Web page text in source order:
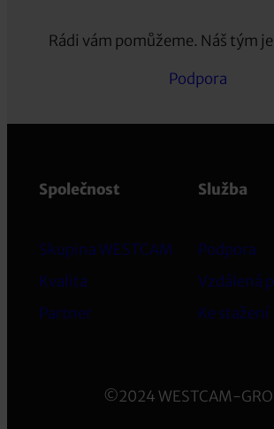
Rádi vám pomůžeme. Náš tým
Podpora
Společnost
Skupina WESTCAM
Kvalita
Partner
Služba
Podpora
Vzdálená
Ke stažení
©2024 WESTCAM-